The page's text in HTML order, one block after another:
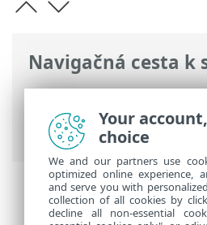
Navigačná cesta k
ESET Online pomocník>
Account >Používanie
Business Account
>
Your
choice
We and our partners use
optimized online experience,
and serve you with
collection of all cookies by
decline all non-essential